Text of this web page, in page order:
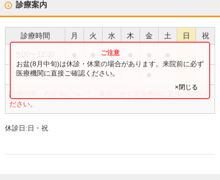
診療案内
診療時間 月 火 水 木 金 土 日 祝
●
14:00〜17:00 ● ●
診療時間・内容等について、事前に必ず医療機関に直接ご確認く
ださい。
お盆(8月中旬)は休診・休業の場合があります。来院前に必ず
医療機関に直接ご確認ください。
×閉じる
休診日:日・祝